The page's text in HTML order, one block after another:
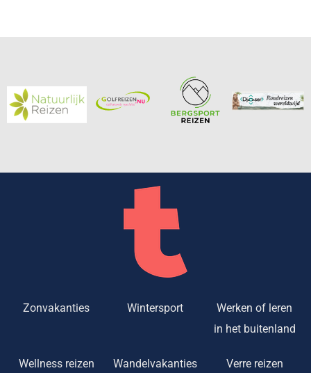
Zonvakanties Wintersport
Werken of leren
in het buitenland
Wellness reizen Wandelvakanties Verre reizen